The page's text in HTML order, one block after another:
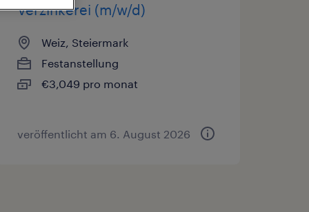
Verzinkerei (m/w/d)
Weiz, Steiermark
Festanstellung
€3,049 pro monat
veröffentlicht am 6. August 2026